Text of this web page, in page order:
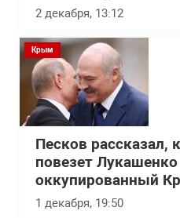
2 декабря, 13:12
Крым
Песков рассказал,
повезет
оккупированный
1 декабря, 19:50